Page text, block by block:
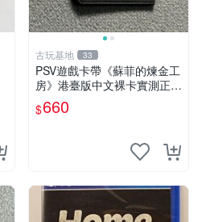
古玩基地 33
PSV遊戲卡帶《蘇菲的煉金工
房》港臺版中文裸卡實測正常
嚴選直銷僅售不退不換單次2
張起享優惠 煉金工房 游戲卡
$660